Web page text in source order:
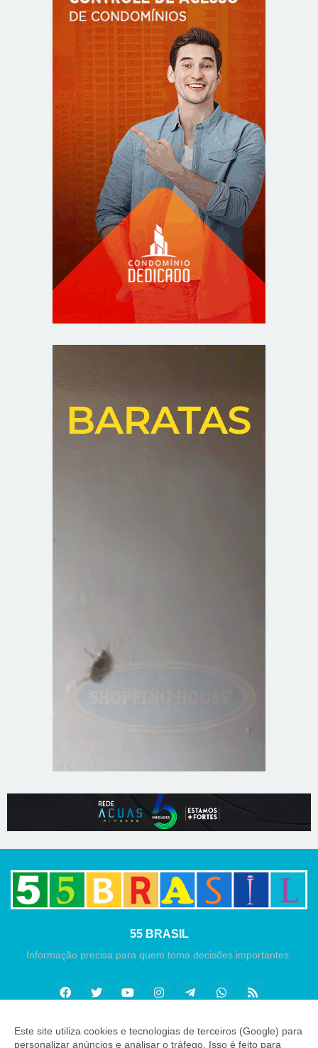
55 BRASIL
Informação precisa para quem toma decisões importantes.
Este site utiliza cookies e tecnologias de terceiros (Google) para
personalizar anúncios e analisar o tráfego. Isso é feito para